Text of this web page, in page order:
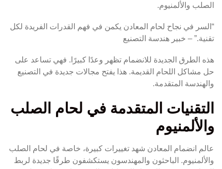
الصلب والألمنيوم.
“السر في نجاح لحام المعادن يكمن في فهم القدرات الفريدة لكل
تقنية.” – خبير هندسة التصنيع
هذه الطرق الجديدة للانضمام تظهر وعدًا كبيرًا. فهي تساعد على
حل مشاكل اللحام القديمة. هذا يفتح مجالات جديدة في التصنيع
والهندسة المتقدمة.
التقنيات المتقدمة في لحام الصلب
والألمنيوم
عالم انضمام المعادن شهد تغييرات كبيرة، خاصة في لحام الصلب
والألمنيوم. الباحثون والمهندسون يستكشفون طرقًا جديدة لربط